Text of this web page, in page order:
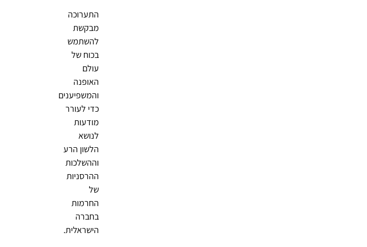
התערוכה
מבקשת
להשתמש
בכוח של
עולם
האופנה
והמשפיענים
כדי לעורר
מודעות
לנושא
הלשון הרע
וההשלכות
ההרסניות
של
החרמות
בחברה
הישראלית.